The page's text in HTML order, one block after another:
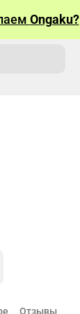
Ongaku?
Отзывы